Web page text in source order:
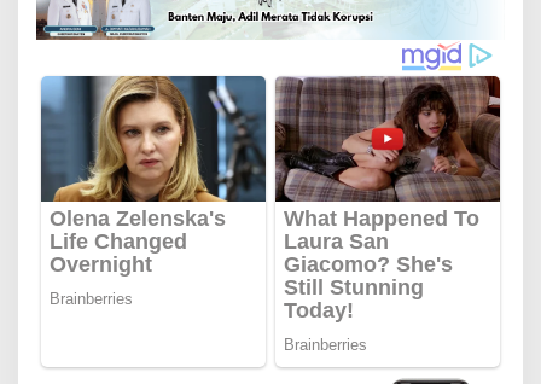
r
s
L
e
b
a
k
H
a
d
i
r